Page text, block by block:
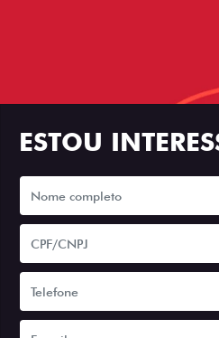
ESTOU